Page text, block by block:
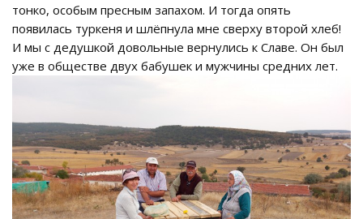
тонко, особым пресным запахом. И тогда опять
появилась туркеня и шлёпнула мне сверху второй хлеб!
И мы с дедушкой довольные вернулись к Славе. Он был
уже в обществе двух бабушек и мужчины средних лет.